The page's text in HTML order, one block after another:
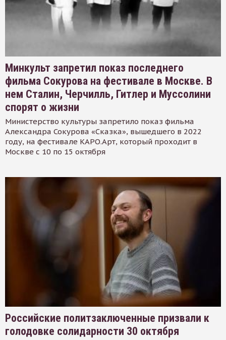
Минкульт запретил показ последнего
фильма Сокурова на фестивале в Москве. В
нем Сталин, Черчилль, Гитлер и Муссолини
спорят о жизни
Министерство культуры запретило показ фильма
Александра Сокурова «Сказка», вышедшего в 2022
году, на фестивале КАРО.Арт, который проходит в
Москве с 10 по 15 октября
Российские политзаключенные призвали к
голодовке солидарности 30 октября